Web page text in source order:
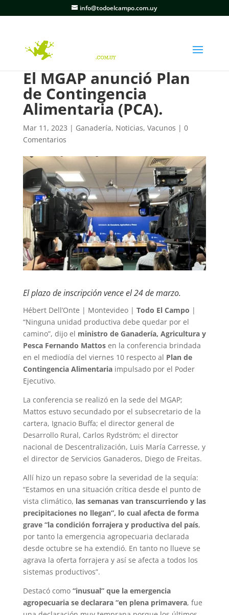
info@todoelcampo.com.uy
El MGAP anunció Plan
de Contingencia
Alimentaria (PCA).
Mar 11, 2023 | Ganadería, Noticias, Vacunos | 0
Comentarios
El plazo de inscripción vence el 24 de marzo.
Hébert Dell’Onte | Montevideo | Todo El Campo |
“Ninguna unidad productiva debe quedar por el
camino”, dijo el ministro de Ganadería, Agricultura y
Pesca Fernando Mattosen la conferencia brindada
en el mediodía del viernes 10 respecto al Plan de
Contingencia Alimentariaimpulsado por el Poder
Ejecutivo.
La conferencia se realizó en la sede del MGAP;
Mattos estuvo secundado por el subsecretario de la
cartera, Ignacio Buffa; el director general de
Desarrollo Rural, Carlos Rydström; el director
nacional de Descentralización, Luis María Carresse, y
el director de Servicios Ganaderos, Diego de Freitas.
Allí hizo un repaso sobre la severidad de la sequía:
“Estamos en una situación crítica desde el punto de
vista climático, las semanas van transcurriendo y las
precipitaciones no llegan”, lo cual afecta de forma
grave “la condición forrajera y productiva del país,
por tanto la emergencia agropecuaria declarada
desde octubre se ha extendió. En tanto no llueve se
agrava la oferta forrajera y así se afecta a todos los
sistemas productivos”.
Destacó como “inusual” que la emergencia
agropecuaria se declarara “en plena primavera, fue